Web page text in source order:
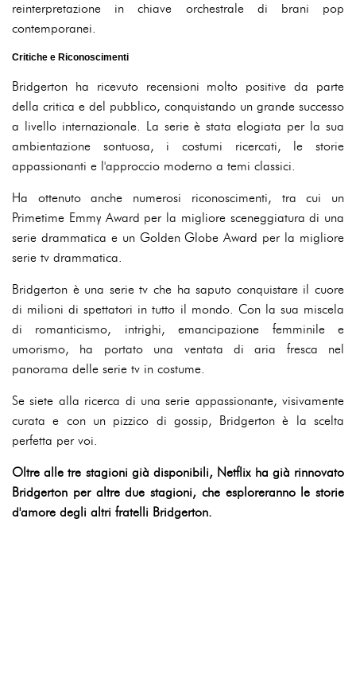
reinterpretazione in chiave orchestrale di brani pop
contemporanei.
Critiche e Riconoscimenti
Bridgerton ha ricevuto recensioni molto positive da parte
della critica e del pubblico, conquistando un grande successo
a livello internazionale. La serie è stata elogiata per la sua
ambientazione sontuosa, i costumi ricercati, le storie
appassionanti e l'approccio moderno a temi classici.
Ha ottenuto anche numerosi riconoscimenti, tra cui un
Primetime Emmy Award per la migliore sceneggiatura di una
serie drammatica e un Golden Globe Award per la migliore
serie tv drammatica.
Bridgerton è una serie tv che ha saputo conquistare il cuore
di milioni di spettatori in tutto il mondo. Con la sua miscela
di romanticismo, intrighi, emancipazione femminile e
umorismo, ha portato una ventata di aria fresca nel
panorama delle serie tv in costume.
Se siete alla ricerca di una serie appassionante, visivamente
curata e con un pizzico di gossip, Bridgerton è la scelta
perfetta per voi.
Oltre alle tre stagioni già disponibili, Netflix ha già rinnovato
Bridgerton per altre due stagioni, che esploreranno le storie
d'amore degli altri fratelli Bridgerton.